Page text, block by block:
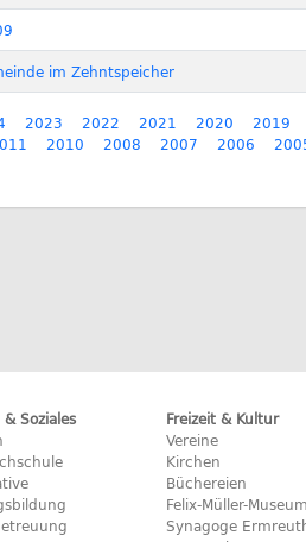
im Zehntspeicher
2023 2022 2021 2020 2019
2010 2008 2007 2006
Soziales
Freizeit & Kultur
Vereine
Kirchen
Büchereien
Felix-Müller-Museum
Synagoge